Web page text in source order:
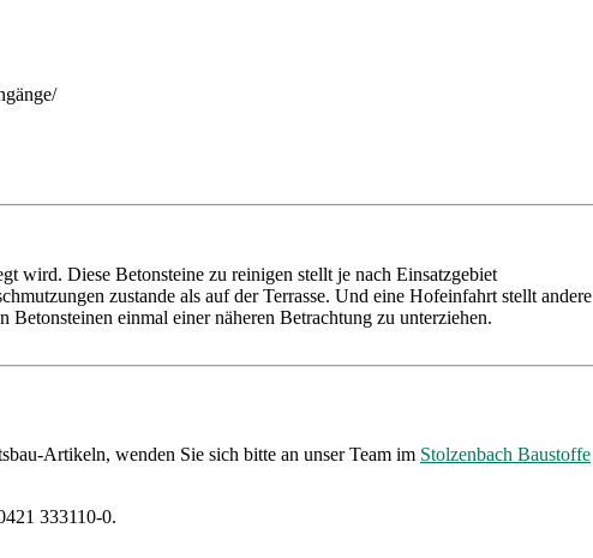
wird. Diese Betonsteine zu reinigen stellt je nach Einsatzgebiet
zustande als auf der Terrasse. Und eine Hofeinfahrt stellt andere
einmal einer näheren Betrachtung zu unterziehen.
Artikeln, wenden Sie sich bitte an unser Team im Stolzenbach Baustoffe
333110-0.